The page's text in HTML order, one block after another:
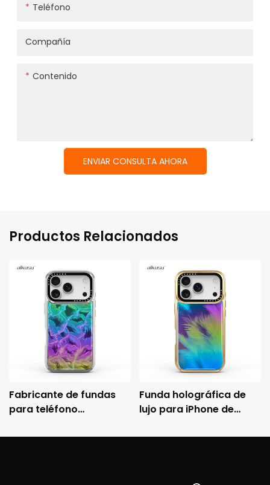
Teléfono
Compañía
Contenido
ENVIAR CONSULTA AHORA
Productos Relacionados
Fabricante de fundas
para teléfono
personalizadas aikusu,
Funda holográfica de
lujo para iPhone de
metálico galvanizado y